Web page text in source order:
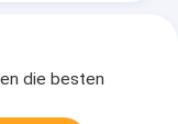
die besten